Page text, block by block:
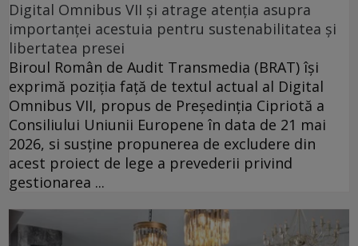
Digital Omnibus VII și atrage atenția asupra
importanței acestuia pentru sustenabilitatea și
libertatea presei
Biroul Român de Audit Transmedia (BRAT) își
exprimă poziția față de textul actual al Digital
Omnibus VII, propus de Președinția Cipriotă a
Consiliului Uniunii Europene în data de 21 mai
2026, si susține propunerea de excludere din
acest proiect de lege a prevederii privind
gestionarea ...